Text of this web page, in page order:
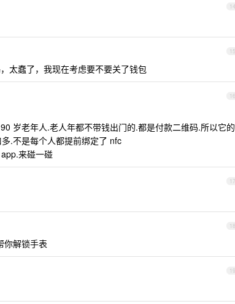
14
15
太蠢了，我现在考虑要不要关了钱包
16
岁老年人.老人年都不带钱出门的.都是付款二维码.所以它的
.不是每个人都提前绑定了 nfc
来碰一碰
17
18
你解锁手表
19